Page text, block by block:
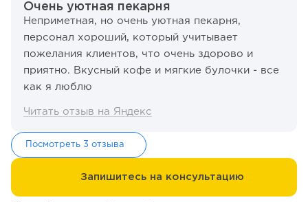
Очень уютная пекарня
Неприметная, но очень уютная пекарня,
персонал хороший, который учитывает
пожелания клиентов, что очень здорово и
приятно. Вкусный кофе и мягкие булочки - все
как я люблю
Читать отзыв на Яндекс
Посмотреть 3 отзыва
Запишитесь на консультацию